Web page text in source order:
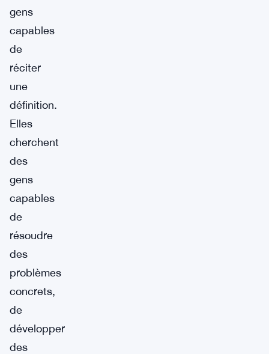
gens
capables
de
réciter
une
définition.
Elles
cherchent
des
gens
capables
de
résoudre
des
problèmes
concrets,
de
développer
des